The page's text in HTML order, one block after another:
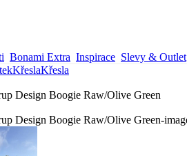
Bonami Extra Inspirace Slevy & Outlet
KřeslaKřesla